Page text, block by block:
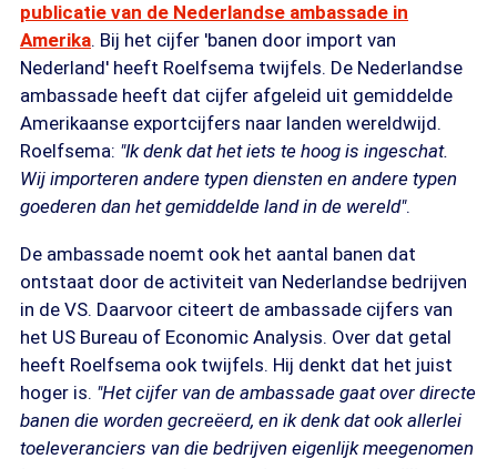
publicatie van de Nederlandse ambassade in
Amerika. Bij het cijfer 'banen door import van
Nederland' heeft Roelfsema twijfels. De Nederlandse
ambassade heeft dat cijfer afgeleid uit gemiddelde
Amerikaanse exportcijfers naar landen wereldwijd.
Roelfsema: "Ik denk dat het iets te hoog is ingeschat.
Wij importeren andere typen diensten en andere typen
goederen dan het gemiddelde land in de wereld".
De ambassade noemt ook het aantal banen dat
ontstaat door de activiteit van Nederlandse bedrijven
in de VS. Daarvoor citeert de ambassade cijfers van
het US Bureau of Economic Analysis. Over dat getal
heeft Roelfsema ook twijfels. Hij denkt dat het juist
hoger is. "Het cijfer van de ambassade gaat over directe
banen die worden gecreëerd, en ik denk dat ook allerlei
toeleveranciers van die bedrijven eigenlijk meegenomen